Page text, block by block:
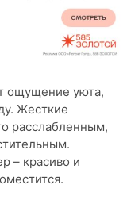
ощущение уюта,
Жесткие
расслабленным,
– красиво и